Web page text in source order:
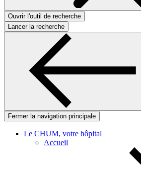
Ouvrir l'outil de recherche
Lancer la recherche
Fermer la navigation principale
Le CHUM, votre hôpital
Accueil